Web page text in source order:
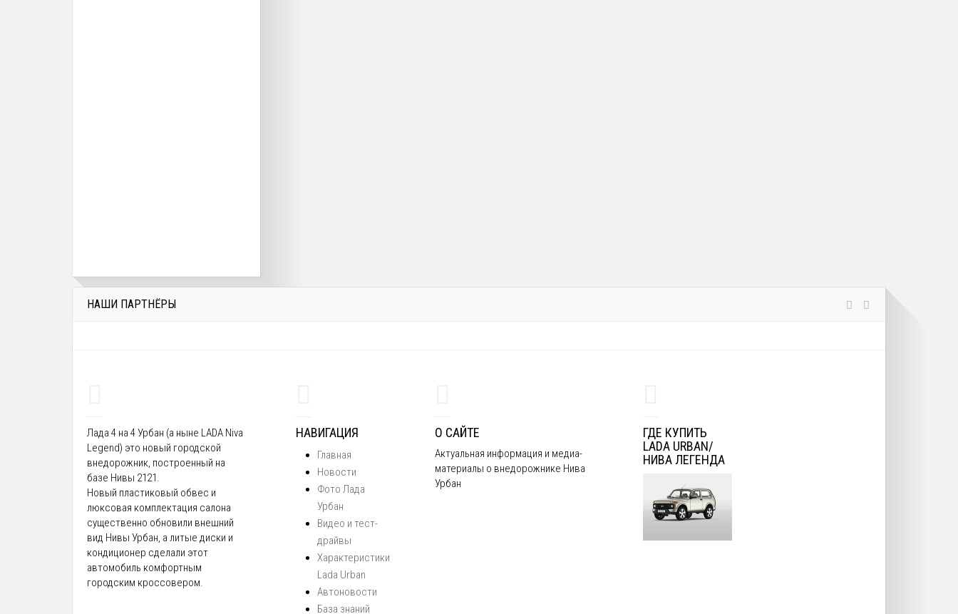
НАШИ ПАРТНЁРЫ
Лада 4 на 4 Урбан (а ныне LADA Niva
Legend) это новый городской
внедорожник, построенный на
базе Нивы 2121.
Новый пластиковый обвес и
люксовая комплектация салона
существенно обновили внешний
вид Нивы Урбан, а литые диски и
кондиционер сделали этот
автомобиль комфортным
городским кроссовером.
НАВИГАЦИЯ
Главная
Новости
Фото Лада
Урбан
Видео и тест-
драйвы
Характеристики
Lada Urban
Автоновости
База знаний
О САЙТЕ
Актуальная информация и медиа-
материалы о внедорожнике Нива
Урбан
ГДЕ КУПИТЬ
LADA URBAN/
НИВА ЛЕГЕНДА